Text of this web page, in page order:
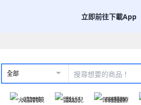
立即前往下載App
全部
火箭跨境 嬰幼兒 保健醫療